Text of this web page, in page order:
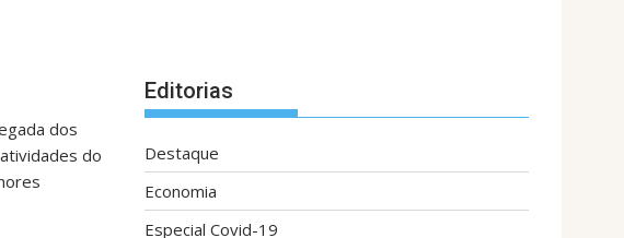
dos
do
Editorias
Destaque
Economia
Especial Covid-19